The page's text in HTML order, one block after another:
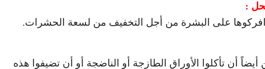
:
على البشرة من أجل التخفيف من لسعة الحشرات.
أن تأكلوا الأوراق الطازجة أو الناضجة أو أن تضيفوا هذه